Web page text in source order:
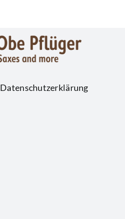
Datenschutzerklärung